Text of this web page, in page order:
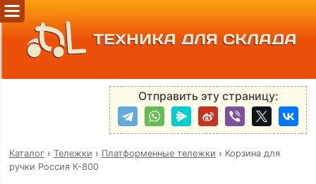
ТЕХНИКА ДЛЯ СКЛАДА
Отправить эту страницу:
Каталог› Тележки › Платформенные тележки › Корзина для
ручки Россия К-800